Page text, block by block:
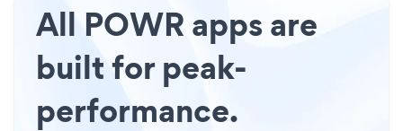
All POWR apps are
built for peak-
performance.